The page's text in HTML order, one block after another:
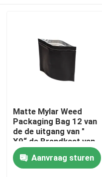
Matte Mylar Weed
Packaging Bag 12 van
de de uitgang van "
X9“ de Brandkast van
het de Zakkind
Aanvraag sturen